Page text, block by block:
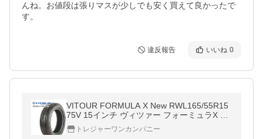
んね。お値段は張りマスが少しでも安く買えて良かったで
す。
違反報告 いいね 0
VITOUR FORMULA X New RWL165/55R15
75V 15インチ ヴィツァー フォーミュラX ホ
ワイトレターリボン 新品 サマータイヤ 2本
セットトレジャーワンカンパニー